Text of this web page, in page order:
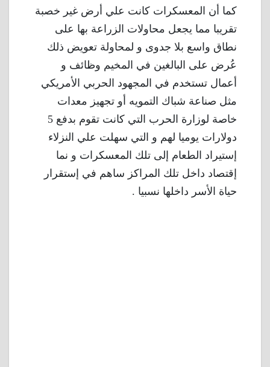
كما أن المعسكرات كانت علي أرض غير خصبة
تقريبا مما يجعل محاولات الزراعة بها على
نطاق واسع بلا جدوى و لمحاولة تعويض ذلك
عُرض على البالغين في المخيم وظائف و
أعمال تستخدم في المجهود الحربي الأمريكي
مثل صناعة شباك التمويه أو تجهيز معدات
خاصة لوزارة الحرب التي كانت تقوم بدفع 5
دولارات يوميا لهم و التي سهلت علي النزلاء
إستيراد الطعام إلى تلك المعسكرات و نما
إقتصاد داخل تلك المراكز ساهم في إستقرار
حياة الأسر داخلها نسبيا .